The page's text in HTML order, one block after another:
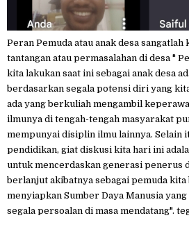
Peran Pemuda atau anak desa
tantangan atau permasalahan di desa "
kita lakukan saat ini sebagai anak desa
berdasarkan segala potensi diri yang
ada yang berkuliah mengambil
ilmunya di tengah-tengah masyarakat
mempunyai disiplin ilmu lainnya. Selain
pendidikan, giat diskusi kita hari ini
untuk mencerdaskan generasi penerus
berlanjut akibatnya sebagai pemuda
menyiapkan Sumber Daya Manusia
segala persoalan di masa mendatang".